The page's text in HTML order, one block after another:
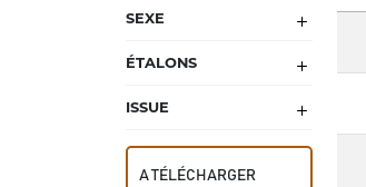
SEXE
ÉTALONS
ISSUE
A TÉLÉCHARGER